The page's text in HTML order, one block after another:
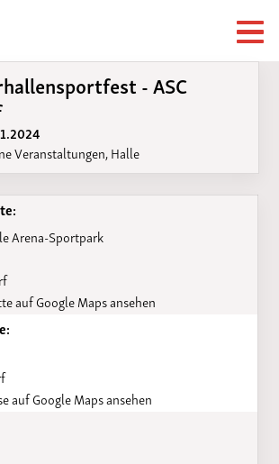
- ASC
Veranstaltungen, Halle
Arena-Sportpark
auf Google Maps ansehen
auf Google Maps ansehen